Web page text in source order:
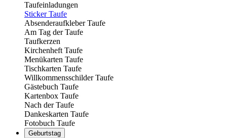
Taufeinladungen
Sticker Taufe
Absenderaufkleber Taufe
Am Tag der Taufe
Taufkerzen
Kirchenheft Taufe
Menükarten Taufe
Tischkarten Taufe
Willkommensschilder Taufe
Gästebuch Taufe
Kartenbox Taufe
Nach der Taufe
Dankeskarten Taufe
Fotobuch Taufe
Geburtstag